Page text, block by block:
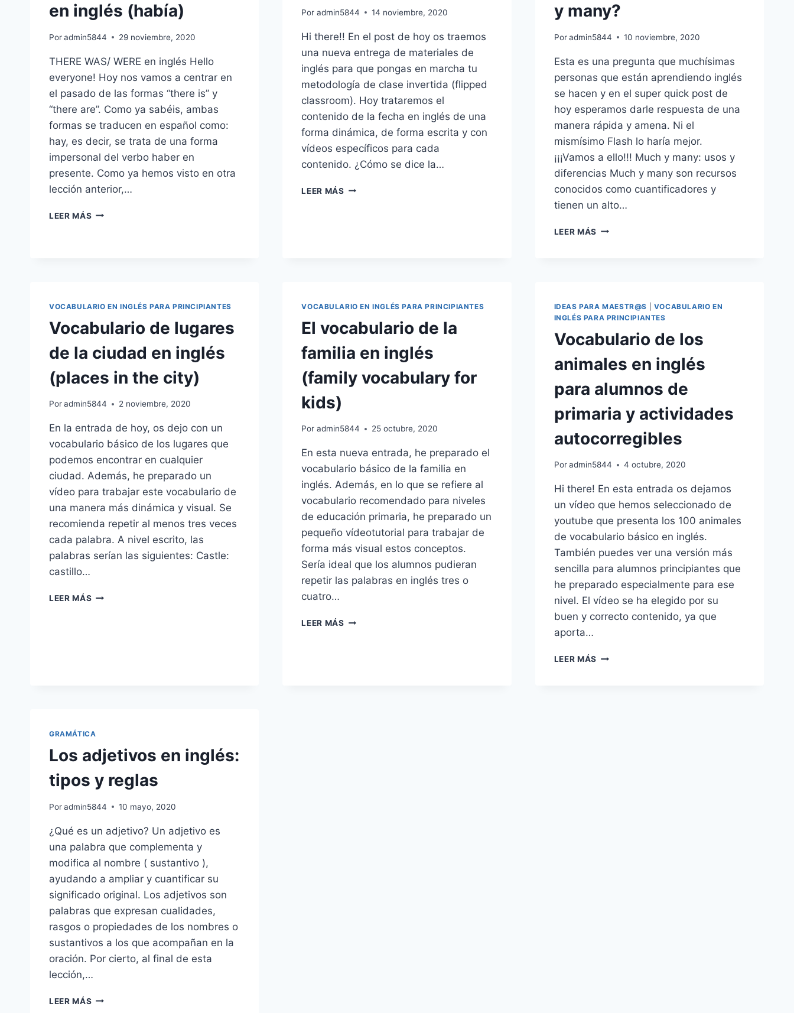
en inglés (había)
Poradmin5844 29 noviembre, 2020
THERE WAS/ WERE en inglés Hello
everyone! Hoy nos vamos a centrar en
el pasado de las formas “there is” y
“there are”. Como ya sabéis, ambas
formas se traducen en español como:
hay, es decir, se trata de una forma
impersonal del verbo haber en
presente. Como ya hemos visto en otra
lección anterior,…
LEER MÁS DIFERENCIAS
EN
INGLÉS
(HABÍA)
Por admin5844 14 noviembre, 2020
Hi there!! En el post de hoy os traemos
una nueva entrega de materiales de
inglés para que pongas en marcha tu
metodología de clase invertida (flipped
classroom). Hoy trataremos el
contenido de la fecha en inglés de una
forma dinámica, de forma escrita y con
vídeos específicos para cada
contenido. ¿Cómo se dice la…
LEER MÁS LA
y many?
Por admin5844 10 noviembre, 2020
Esta es una pregunta que muchísimas
personas que están aprendiendo inglés
se hacen y en el super quick post de
hoy esperamos darle respuesta de una
manera rápida y amena. Ni el
mismísimo Flash lo haría mejor.
¡¡¡Vamos a ello!!! Much y many: usos y
diferencias Much y many son recursos
conocidos como cuantificadores y
tienen un alto…
LEER MÁS ¿CUÁLES
Y
MANY?
VOCABULARIO EN INGLÉS PARA PRINCIPIANTES
Vocabulario de lugares
de la ciudad en inglés
(places in the city)
Poradmin5844 2 noviembre, 2020
En la entrada de hoy, os dejo con un
vocabulario básico de los lugares que
podemos encontrar en cualquier
ciudad. Además, he preparado un
vídeo para trabajar este vocabulario de
una manera más dinámica y visual. Se
recomienda repetir al menos tres veces
cada palabra. A nivel escrito, las
palabras serían las siguientes: Castle:
castillo…
LEER MÁS VOCABULARIO
CITY)
VOCABULARIO EN INGLÉS PARA PRINCIPIANTES
El vocabulario de la
familia en inglés
(family vocabulary for
kids)
Por admin5844 25 octubre, 2020
En esta nueva entrada, he preparado el
vocabulario básico de la familia en
inglés. Además, en lo que se refiere al
vocabulario recomendado para niveles
de educación primaria, he preparado un
pequeño vídeotutorial para trabajar de
forma más visual estos conceptos.
Sería ideal que los alumnos pudieran
repetir las palabras en inglés tres o
cuatro…
LEER MÁS EL
IDEAS PARA MAESTR@S
VOCABULARIO EN
INGLÉS PARA PRINCIPIANTES
Vocabulario de los
animales en inglés
para alumnos de
primaria y actividades
autocorregibles
Por admin5844 4 octubre, 2020
Hi there! En esta entrada os dejamos
un vídeo que hemos seleccionado de
youtube que presenta los 100 animales
de vocabulario básico en inglés.
También puedes ver una versión más
sencilla para alumnos principiantes que
he preparado especialmente para ese
nivel. El vídeo se ha elegido por su
buen y correcto contenido, ya que
aporta…
LEER MÁS VOCABULARIO
GRAMÁTICA
Los adjetivos en inglés:
tipos y reglas
Poradmin5844 10 mayo, 2020
¿Qué es un adjetivo? Un adjetivo es
una palabra que complementa y
modifica al nombre ( sustantivo ),
ayudando a ampliar y cuantificar su
significado original. Los adjetivos son
palabras que expresan cualidades,
rasgos o propiedades de los nombres o
sustantivos a los que acompañan en la
oración. Por cierto, al final de esta
lección,…
LEER MÁS LOS